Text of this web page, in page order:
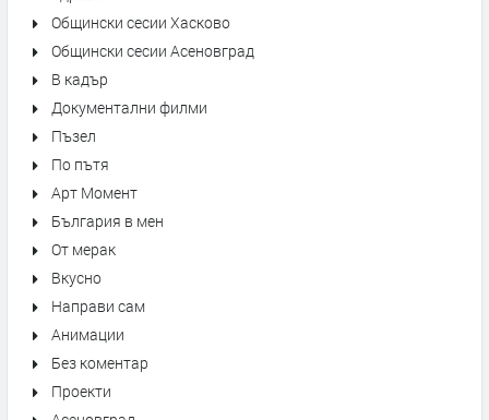
Общински сесии Хасково
Общински сесии Асеновград
В кадър
Документални филми
Пъзел
По пътя
Арт Момент
България в мен
От мерак
Вкусно
Направи сам
Анимации
Без коментар
Проекти